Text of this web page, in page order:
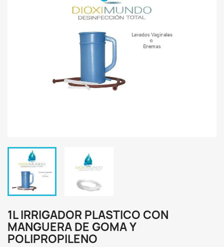
1L IRRIGADOR PLASTICO CON
MANGUERA DE GOMA Y
POLIPROPILENO